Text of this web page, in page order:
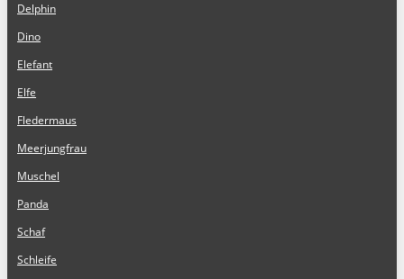
Delphin
Dino
Elefant
Elfe
Fledermaus
Meerjungfrau
Muschel
Panda
Schaf
Schleife